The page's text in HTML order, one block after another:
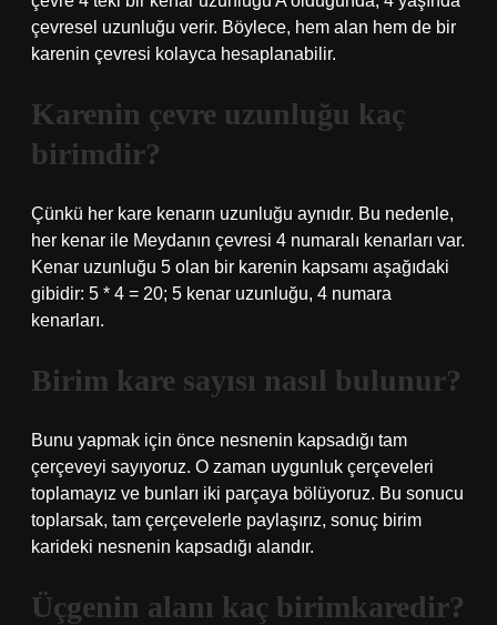
çevresel uzunluğu verir. Böylece, hem alan hem de bir
karenin çevresi kolayca hesaplanabilir.
Karenin çevre uzunluğu kaç
birimdir?
Çünkü her kare kenarın uzunluğu aynıdır. Bu nedenle,
her kenar ile Meydanın çevresi 4 numaralı kenarları var.
Kenar uzunluğu 5 olan bir karenin kapsamı aşağıdaki
gibidir: 5 * 4 = 20; 5 kenar uzunluğu, 4 numara
kenarları.
Birim kare sayısı nasıl bulunur?
Bunu yapmak için önce nesnenin kapsadığı tam
çerçeveyi sayıyoruz. O zaman uygunluk çerçeveleri
toplamayız ve bunları iki parçaya bölüyoruz. Bu sonucu
toplarsak, tam çerçevelerle paylaşırız, sonuç birim
karideki nesnenin kapsadığı alandır.
Üçgenin alanı kaç birimkaredir?